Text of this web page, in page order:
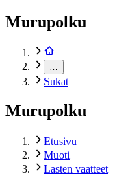
Murupolku
Sukat
Murupolku
Etusivu
Muoti
Lasten vaatteet